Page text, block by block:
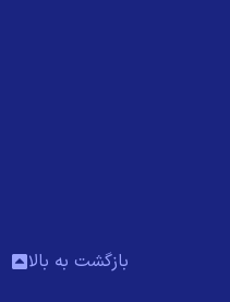
بازگشت به بالا